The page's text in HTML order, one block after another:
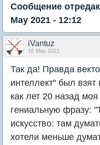
Сообщение
May 2021 - 12:12
iVantuz
18 May 2021
Так да! Правда
интеллект" был
как лет 20 назад
гениальную фразу:
искусство: там
хотели меньше